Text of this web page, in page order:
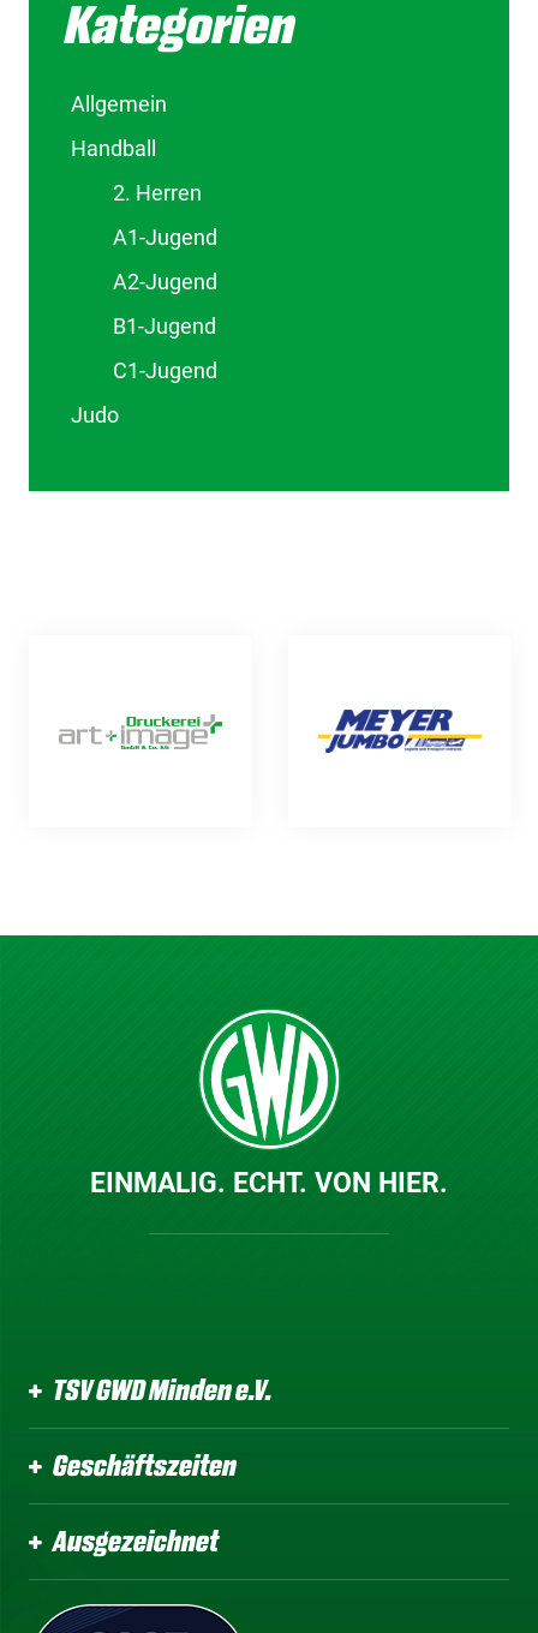
Kategorien
Allgemein
Handball
2. Herren
A1-Jugend
A2-Jugend
B1-Jugend
C1-Jugend
Judo
EINMALIG. ECHT. VON HIER.
TSV GWD Minden e.V.
Geschäftszeiten
Ausgezeichnet